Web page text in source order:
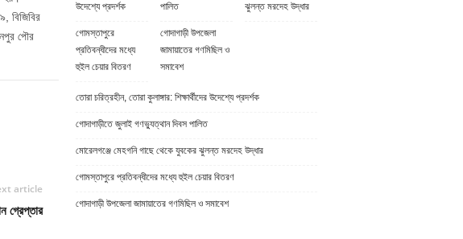
বিজিবির
পৌর
article
গ্রেপ্তার
উদেশ্যে প্রদর্শক
পালিত
ঝুলন্ত মরদেহ উদ্ধার
গোমস্তাপুরে
প্রতিবন্ধীদের মধ্যে
হুইল চেয়ার বিতরণ
গোদাগাড়ী উপজেলা
জামায়াতের গণমিছিল ও
সমাবেশ
তোরা চরিত্রহীন, তোরা কুলাঙ্গার: শিক্ষার্থীদের উদেশ্যে প্রদর্শক
গোদাগাড়ীতে জুলাই গণভ্যুত্থান দিবস পালিত
মোরেলগঞ্জে মেহগনি গাছে থেকে যুবকের ঝুলন্ত মরদেহ উদ্ধার
গোমস্তাপুরে প্রতিবন্ধীদের মধ্যে হুইল চেয়ার বিতরণ
গোদাগাড়ী উপজেলা জামায়াতের গণমিছিল ও সমাবেশ